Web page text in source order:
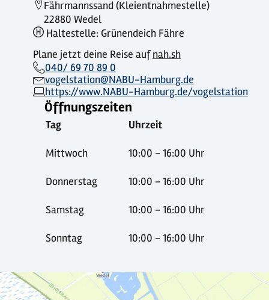
Fährmannssand (Kleientnahmestelle)
22880 Wedel
Haltestelle: Grünendeich Fähre
Plane jetzt deine Reise aufnah.sh
040/ 69 70 89 0
vogelstation@NABU-Hamburg.de
https://www.NABU-Hamburg.de/vogelstation
Öffnungszeiten
Tag Uhrzeit
Mittwoch 10:00 - 16:00 Uhr
Donnerstag 10:00 - 16:00 Uhr
Samstag 10:00 - 16:00 Uhr
Sonntag 10:00 - 16:00 Uhr